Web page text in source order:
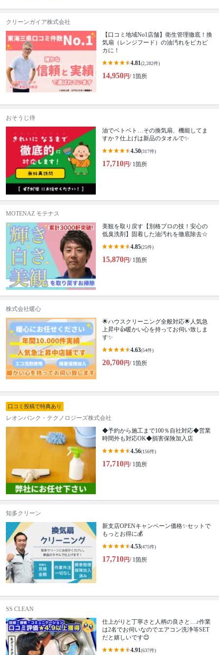
クリーンガイア株式会社
【口コミ地域No1店舗】衛生管理徹底！換
気扇（レンジフード）の油汚れをピカピ
カに！
4.81(2,282件)
14,950円/ 1箇所
おそうじ侍
油でベトベト…その換気扇、機能してま
すか？仕上げは新品のタオルで✨
4.50(317件)
17,710円/ 1箇所
MOTENAZ モテナス
美観を取り戻す【別格プロの技！安心の
低臭洗剤】固着した油汚れを徹底除去☆
4.85(25件)
15,870円/ 1箇所
株式会社暖心
🌟ハウスクリーニング全般対応🌟人気急
上昇中👍暖かい心を持ってお伺い致しま
す✨
4.63(54件)
20,700円/ 1箇所
口コミ投稿で特典あり
レオンバンク・テクノロジーズ株式会社
◆予約から施工まで100％自社対応◆営業
時間外も対応OK◆損害保険加入店
4.56(156件)
17,710円/ 1箇所
知多クリーン
新支店OPENキャンペーン価格✨セットで
もっとお得に💰
4.53(475件)
17,710円/ 1箇所
SS CLEAN
仕上がりと丁寧さと人柄の良さと…♪作業
は2名でお伺いなのでエアコン洗浄等SET
だと嬉しいです😊
4.91(637件)